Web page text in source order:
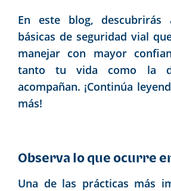
En este blog, descubrirás
básicas de seguridad vial
manejar con mayor
tanto tu vida como la
acompañan. ¡Continúa
más!
Observa lo que ocurre
Una de las prácticas más